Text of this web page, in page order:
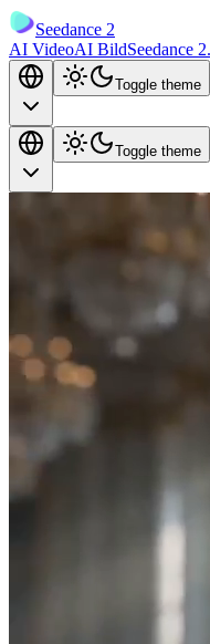
Seedance 2
AI VideoAI BildSeedance
Toggle theme
Toggle theme